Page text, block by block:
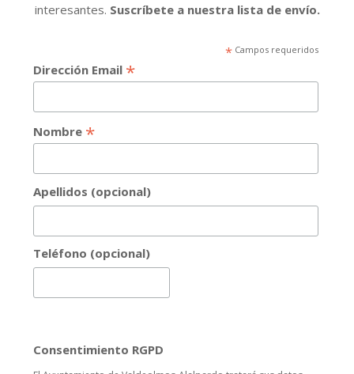
interesantes. Suscríbete a nuestra lista de envío.
*Campos requeridos
Dirección Email *
Nombre *
Apellidos (opcional)
Teléfono (opcional)
Consentimiento RGPD